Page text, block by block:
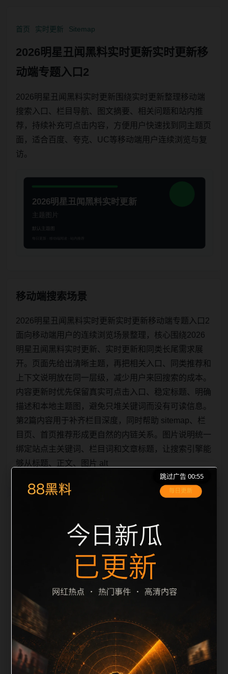
首页 实时更新 Sitemap
2026明星丑闻黑料实时更新实时更新移
动端专题入口2
2026明星丑闻黑料实时更新围绕实时更新整理移动端
搜索入口、栏目导航、图文摘要、相关问题和站内推
荐，持续补充可点击内容，方便用户快速找到同主题页
面，适合百度、夸克、UC等移动端用户连续浏览与复
访。
移动端搜索场景
2026明星丑闻黑料实时更新实时更新移动端专题入口2
面向移动端用户的连续浏览场景整理，核心围绕2026
明星丑闻黑料实时更新、实时更新和同类长尾需求展
开。页面先给出清晰主题，再把相关入口、同类推荐和
上下文说明放在同一层级，减少用户来回搜索的成本。
内容更新时优先保留真实可点击入口、稳定标题、明确
描述和本地主题图，避免只堆关键词而没有可读信息。
第2篇内容用于补齐栏目深度，同时帮助 sitemap、栏
目页、首页推荐形成更自然的内链关系。图片说明统一
绑定站点主关键词、栏目词和文章标题，让搜索引擎能
够从标题、正文、图片 alt
、title 之间识别一致主题。后续每日采集时，建议继续
执行远程图片本地化、坏图默认图兜底、标题去重和
description 长度过滤。如果同一主题下有多个相近页
面，应通过不同角度补充事件背景、访问场景、相关问
题或专题入口，降低站群页面之间的重复感。页面底部
保留同类推荐、上一篇下一篇和 sitemap 入口，保证重
要页面点击深度尽量控制在三次以内。正文维护时可按
用户搜索路径补充三类信息：入口是否稳定、同栏目还
有哪些可继续阅读、移动端打开时图片和摘要是否一
致。每次新增内容后同步检查标题、description、
跳过广告 00:55